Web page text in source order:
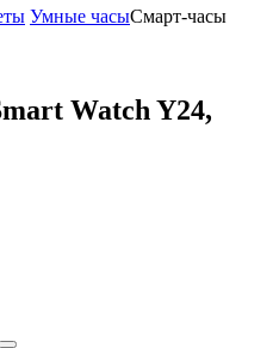
Умные часыСмарт-часы
Watch Y24,